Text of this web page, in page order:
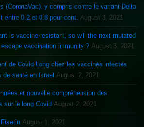
(CoronaVac), y compris contre le variant Delta
entre 0.2 et 0.8 pour-cent. August 3, 2021
is vaccine-resistant, so will the next mutated
vaccination immunity ? August 3, 2021
de Covid Long chez les vaccinés infectés
parmi les professionnels de santé en Israel August 2, 2021
et nouvelle compréhension des
mécanismes biologiques sur le long Covid August 2, 2021
August 1, 2021